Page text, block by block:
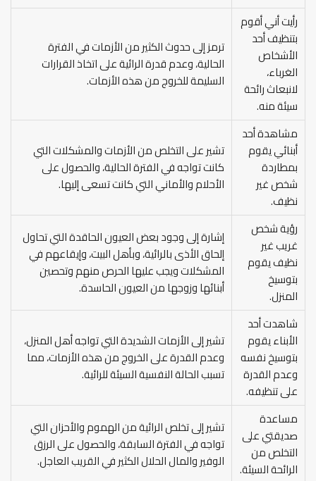
رأيت أني أقوم
بتنظيف أحد
الأشخاص
الغرباء،
لانبعاث رائحة
سيئة منه.
ترمز إلى حدوث الكثير من الأزمات في الفترة
الحالية، وعدم قدرة الرائية على اتخاذ القرارات
السليمة للخروج من هذه الأزمات.
مشاهدة أحد
أبنائي يقوم
بمطاردة
شخص غير
نظيف.
تشير على التخلص من الأزمات والمشكلات التي
كانت تواجه في الفترة الحالية، والحصول على
الأحلام والأماني التي كانت تسعى إليها.
رؤية شخص
غريب غير
نظيف يقوم
بتوسيخ
المنزل.
إشارة إلى وجود بعض العيون الحاقدة التي تحاول
إلحاق الأذى بالرائية، وبأهل البيت، وإيقاعهم في
المشكلات ويجب عليها الحرص منهم وتحصين
أبنائها وزوجها من العيون الحاسدة.
شاهدت أحد
الأبناء يقوم
بتوسيخ نفسه
وعدم القدرة
على تنظيفه.
تشير إلى الأزمات الشديدة التي تواجه أهل المنزل،
وعدم القدرة على الخروج من هذه الأزمات، مما
تسبب الحالة النفسية السيئة للرائية.
مساعدة
صديقتي على
التخلص من
الرائحة السيئة.
تشير إلى تخلص الرائية من الهموم والأحزان التي
تواجه في الفترة السابقة، والحصول على الرزق
الوفير والمال الحلال الكثير في القريب العاجل.